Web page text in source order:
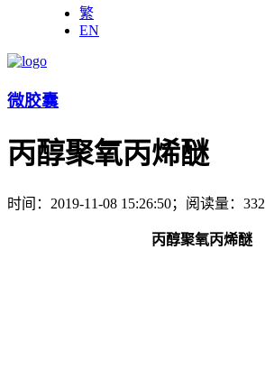
繁
EN
微胶囊
丙醇聚氧丙烯醚
时间：2019-11-08 15:26:50；阅读量：332
丙醇聚氧丙烯醚